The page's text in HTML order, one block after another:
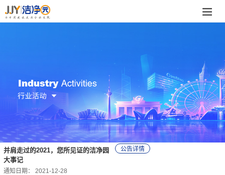
并肩走过的2021，您所见证的洁净园
大事记
通知日期： 2021-12-28